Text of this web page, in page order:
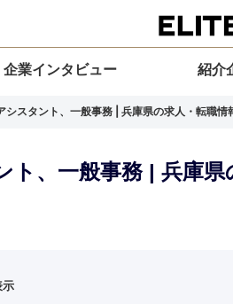
企業インタビュー 紹介
シスタント、一般事務 | 兵庫県の求人・転職情
ト、一般事務 | 兵庫県
示